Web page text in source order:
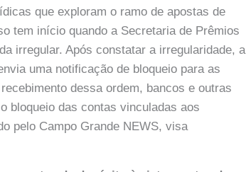
que exploram o ramo de apostas de
tem início quando a Secretaria de Prêmios
irregular. Após constatar a irregularidade, a
uma notificação de bloqueio para as
dessa ordem, bancos e outras
bloqueio das contas vinculadas aos
pelo Campo Grande NEWS, visa